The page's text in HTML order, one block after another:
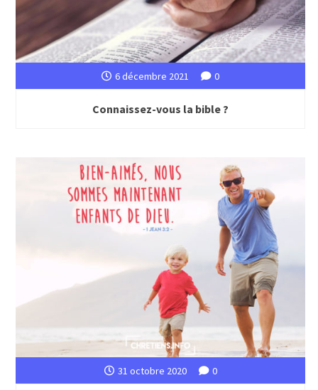
6 décembre 2021 0
Connaissez-vous la bible ?
31 octobre 2020 0